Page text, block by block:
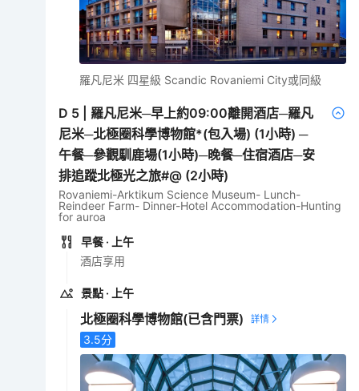
羅凡尼米 四星級 Scandic Rovaniemi City或同級
D 5
羅凡尼米─早上約09:00離開酒店─羅凡
尼米─北極圈科學博物館*(包入場) (1小時) ─
午餐─參觀馴鹿場(1小時)─晚餐─住宿酒店─安
排追蹤北極光之旅#@ (2小時)
Rovaniemi-Arktikum Science Museum- Lunch-
Reindeer Farm- Dinner-Hotel Accommodation-Hunting
for auroa
早餐 · 上午
酒店享用
景點 · 上午
北極圈科學博物館(已含門票)
3.5分